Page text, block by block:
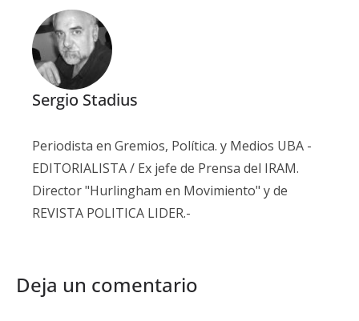
Sergio Stadius
Periodista en Gremios, Política. y Medios UBA -
EDITORIALISTA / Ex jefe de Prensa del IRAM.
Director "Hurlingham en Movimiento" y de
REVISTA POLITICA LIDER.-
Deja un comentario